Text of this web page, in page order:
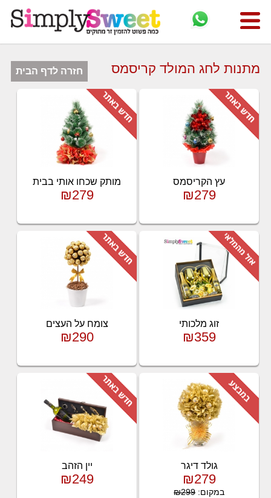
חזרה לדף הבית מתנות לחג המולד קריסמס
עץ הקריסמס
₪279
מותק שכחו אותי בבית
₪279
זוג מלכותי
₪359
צומח על העצים
₪290
גולד דיגר
₪279
במקום:₪299
יין הזהב
₪249